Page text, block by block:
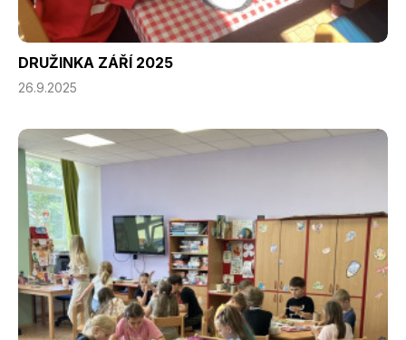
DRUŽINKA ZÁŘÍ 2025
26.9.2025